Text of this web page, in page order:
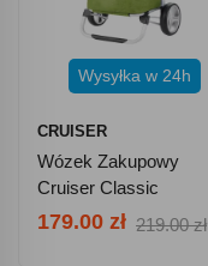
Wysyłka w 24h
CRUISER
Wózek Zakupowy
Cruiser Classic
Premium 650068 -
179.00 zł 219.00 zł